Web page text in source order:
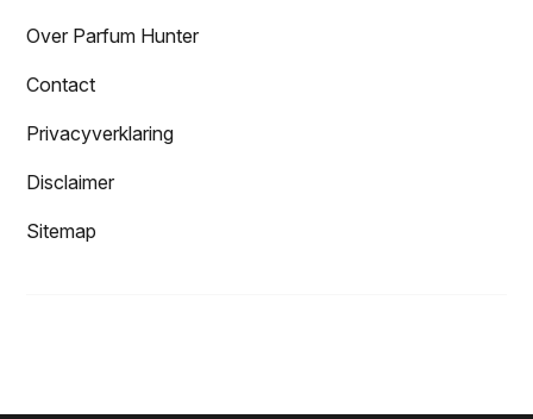
Over Parfum Hunter
Contact
Privacyverklaring
Disclaimer
Sitemap